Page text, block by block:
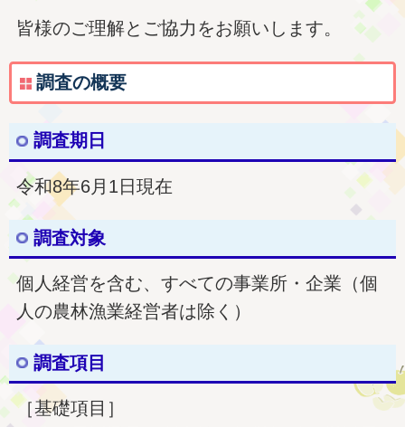
皆様のご理解とご協力をお願いします。
調査の概要
調査期日
令和8年6月1日現在
調査対象
個人経営を含む、すべての事業所・企業（個
人の農林漁業経営者は除く）
調査項目
［基礎項目］